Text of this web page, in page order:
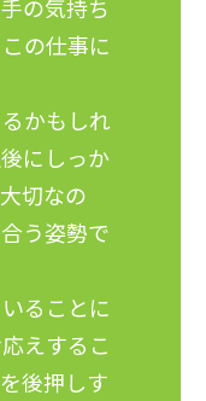
の気持ち
の仕事に
かもしれ
にしっか
切なの
う姿勢で
ることに
えするこ
後押しす